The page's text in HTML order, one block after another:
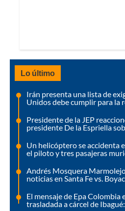
Lo último
Irán presenta una lista de
Unidos debe cumplir para la
Presidente de la JEP
presidente De la Espriella
Un helicóptero se accidenta
el piloto y tres pasajeras
Andrés Mosquera
noticias en Santa Fe vs.
El mensaje de Epa Colombia
trasladada a cárcel de